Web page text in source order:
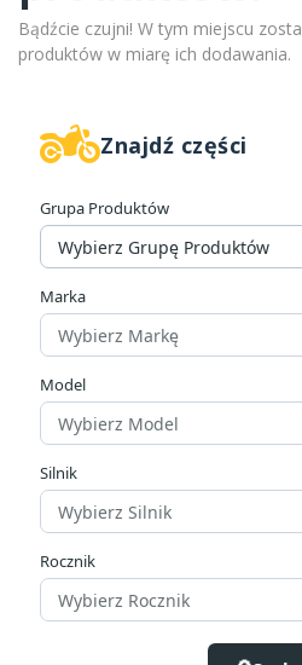
Znajdź części
Grupa Produktów
Marka
Model
Silnik
Rocznik
Bądźcie czujni! W tym miejscu
produktów w miarę ich dodawania.